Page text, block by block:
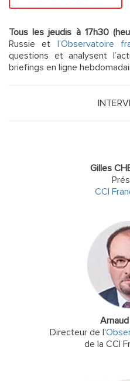
Tous les jeudis à 17h30
Russie et l’Observatoire
questions et analysent
briefings en ligne
Gilles
CCI
Directeur de l'
de la CCI